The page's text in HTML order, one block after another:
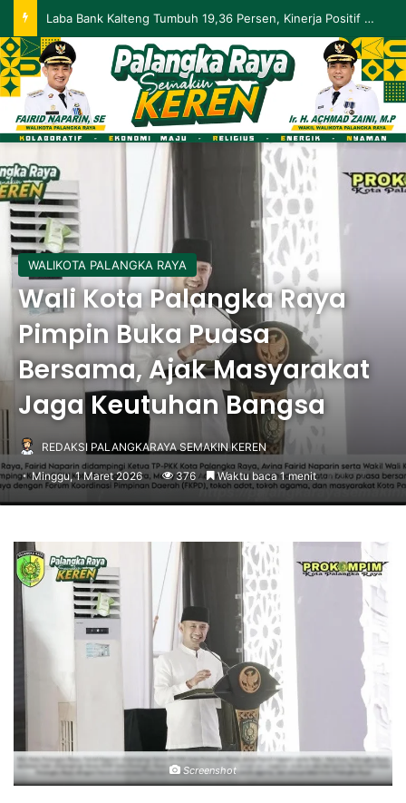
Laba Bank Kalteng Tumbuh 19,36 Persen, Kinerja Positif Berlanjut hingga Mei 2026
WALIKOTA PALANGKA RAYA
Wali Kota Palangka Raya
Pimpin Buka Puasa
Bersama, Ajak Masyarakat
Jaga Keutuhan Bangsa
REDAKSI PALANGKARAYA SEMAKIN KEREN
Minggu, 1 Maret 2026 376 Waktu baca 1 menit
Screenshot